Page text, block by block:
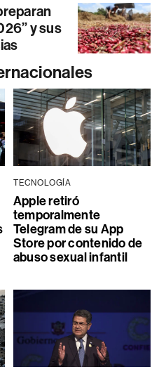
y sus
TECNOLOGÍA
Apple retiró
temporalmente
Telegram de su App
Store por contenido de
abuso sexual infantil